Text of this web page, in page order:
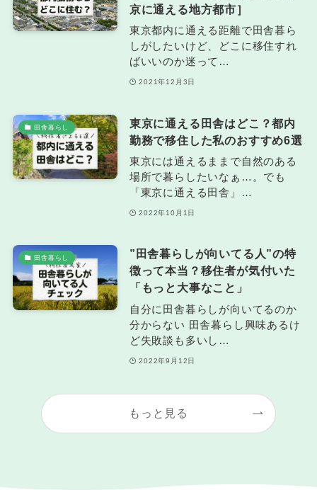
京に通える地方都市］
東京都内に通える距離で田舎暮ら
しがしたいけど、どこに移住すれ
ばいいのか迷って…
2021年12月3日
田舎暮らし
東京に通える田舎はどこ？都内
勤務で移住した私のおすすめ6選
東京には通えるままで自然のある
場所で暮らしたいなぁ…。でも
「東京に通える田舎」…
2022年10月1日
田舎暮らし
”田舎暮らしが向いてる人”の特
徴って本当？移住者が気付いた
「もっと大事なこと」
自分に田舎暮らしが向いてるのか
分からない 田舎暮らし興味あるけ
ど失敗談も多いし…
2022年9月12日
もっと見る